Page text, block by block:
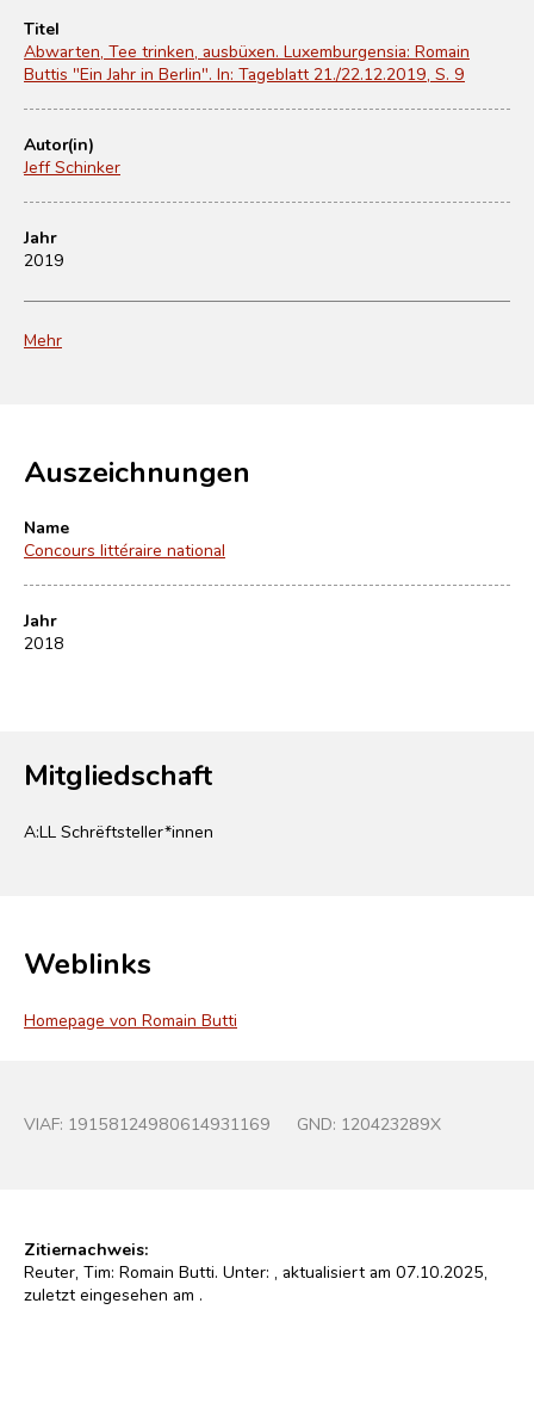
Titel
Abwarten, Tee trinken, ausbüxen. Luxemburgensia: Romain
Buttis "Ein Jahr in Berlin". In: Tageblatt 21./22.12.2019, S. 9
Autor(in)
Jeff Schinker
Jahr
2019
Mehr
Auszeichnungen
Name
Concours littéraire national
Jahr
2018
Mitgliedschaft
A:LL Schrëftsteller*innen
Weblinks
Homepage von Romain Butti
VIAF: 19158124980614931169 GND: 120423289X
Zitiernachweis:
Reuter, Tim: Romain Butti. Unter: , aktualisiert am 07.10.2025,
zuletzt eingesehen am .